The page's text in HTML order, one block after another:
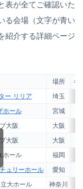
表が全てご確認いた
る会場（文字が青い
紹介する詳細ページ
場所
キ
ー リリア 埼玉
ホール 宮城
大阪 大阪
大阪 大阪
ホール 福岡
ュリーホール 愛知
大ホール 神奈川